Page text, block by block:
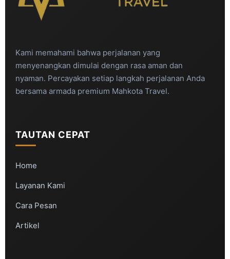
Kami memahami bahwa perjalanan yang
menyenangkan dimulai dengan rasa aman dan
nyaman. Percayakan setiap langkah perjalanan Anda
bersama armada premium Mahkota Travel.
TAUTAN CEPAT
Home
Layanan Kami
Cara Pesan
Artikel